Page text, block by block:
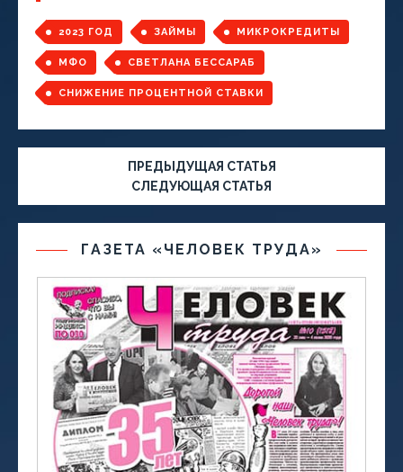
2023 ГОД ЗАЙМЫ МИКРОКРЕДИТЫ
МФО СВЕТЛАНА БЕССАРАБ
СНИЖЕНИЕ ПРОЦЕНТНОЙ СТАВКИ
ПРЕДЫДУЩАЯ СТАТЬЯ
СЛЕДУЮЩАЯ СТАТЬЯ
ГАЗЕТА «ЧЕЛОВЕК ТРУДА»